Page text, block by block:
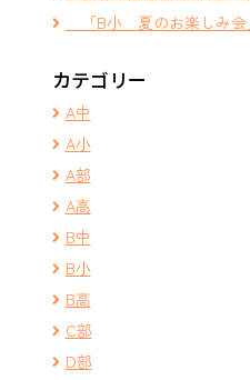
「B小 夏のお楽しみ会
カテゴリー
A中
A小
A部
A高
B中
B小
B高
C部
D部